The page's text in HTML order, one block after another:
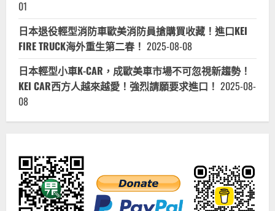
整
YTER
名
單
2
持
續
更
新)
01
日本退役輕型消防車歐美消防員搶購買收藏！進口KEI
FIRE TRUCK海外重生第二春！ 2025-08-08
日本輕型小車K-CAR，成歐美車市場不可忽視新趨勢！
KEI CAR西方人越來越愛！強烈請願要求進口！ 2025-08-
08